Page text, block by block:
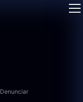
Denunciar